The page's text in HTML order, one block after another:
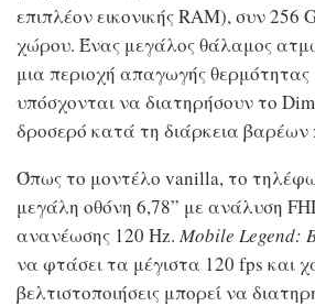
επιπλέον εικονικής RAM), συν 256
χώρου. Ένας μεγάλος θάλαμος
μια περιοχή απαγωγής θερμότητας
υπόσχονται να διατηρήσουν το
δροσερό κατά τη διάρκεια βαρέων
Όπως το μοντέλο vanilla, το
μεγάλη οθόνη 6,78” με ανάλυση
ανανέωσης 120 Hz. Mobile Legend:
να φτάσει τα μέγιστα 120 fps και
βελτιστοποιήσεις μπορεί να